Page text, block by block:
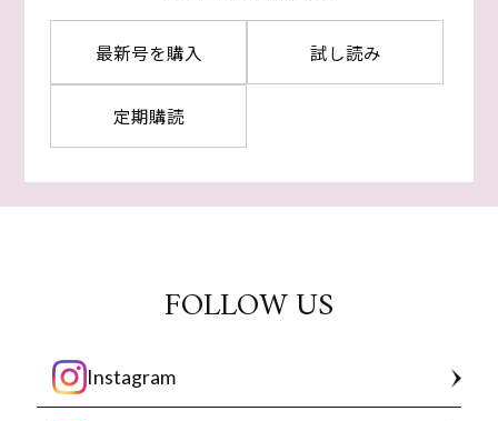
最新号を購入 試し読み
定期購読
FOLLOW US
Instagram